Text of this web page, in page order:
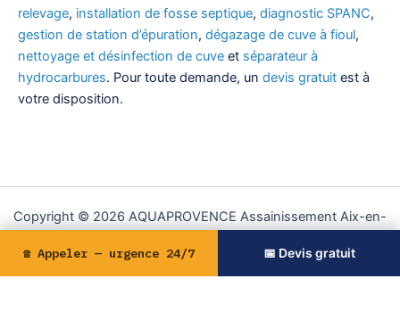
relevage, installation de fosse septique, diagnostic SPANC,
gestion de station d’épuration, dégazage de cuve à fioul,
nettoyage et désinfection de cuve et séparateur à
hydrocarbures. Pour toute demande, un devis gratuit est à
votre disposition.
Copyright © 2026 AQUAPROVENCE Assainissement Aix-en-
☎ Appeler — urgence 24/7
📅 Devis gratuit